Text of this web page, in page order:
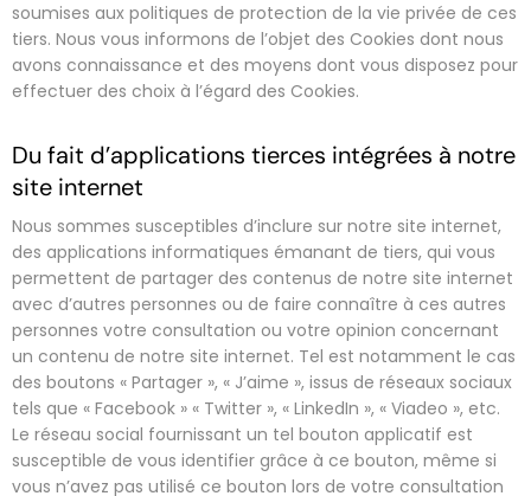
soumises aux politiques de protection de la vie privée de ces
tiers. Nous vous informons de l’objet des Cookies dont nous
avons connaissance et des moyens dont vous disposez pour
effectuer des choix à l’égard des Cookies.
Du fait d’applications tierces intégrées à notre
site internet
Nous sommes susceptibles d’inclure sur notre site internet,
des applications informatiques émanant de tiers, qui vous
permettent de partager des contenus de notre site internet
avec d’autres personnes ou de faire connaître à ces autres
personnes votre consultation ou votre opinion concernant
un contenu de notre site internet. Tel est notamment le cas
des boutons « Partager », « J’aime », issus de réseaux sociaux
tels que « Facebook » « Twitter », « LinkedIn », « Viadeo », etc.
Le réseau social fournissant un tel bouton applicatif est
susceptible de vous identifier grâce à ce bouton, même si
vous n’avez pas utilisé ce bouton lors de votre consultation